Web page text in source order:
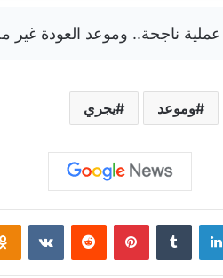
وموعد يجري
لينكدإن بينتيريست ‏VKontakte